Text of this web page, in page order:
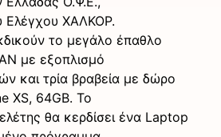
Ελέγχου ΧΑΛΚΟΡ.
το μεγάλο έπαθλο
με εξοπλισμό
και τρία βραβεία με δώρο
XS, 64GB. Το
θα κερδίσει ένα Laptop